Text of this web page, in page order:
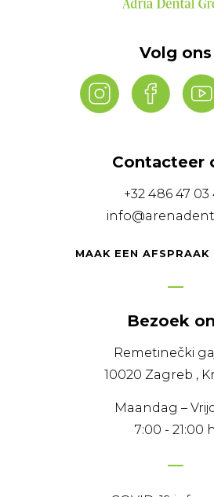
Contacteer
+32 486 47 03
MAAK EEN AFSPRAAK
Bezoek
Remetinečki
10020 Zagreb ,
Maandag –
7:00 - 21:00 h
Volg ons